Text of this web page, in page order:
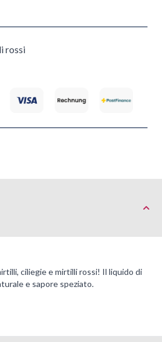
rossi
ciliegie e mirtilli rossi! Il liquido di
e sapore speziato.